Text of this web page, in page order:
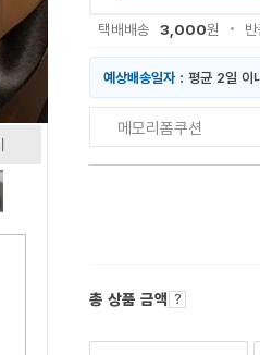
택배배송 3,000원
예상배송일자 : 평균 2일 이
메모리폼쿠션
총 상품 금액